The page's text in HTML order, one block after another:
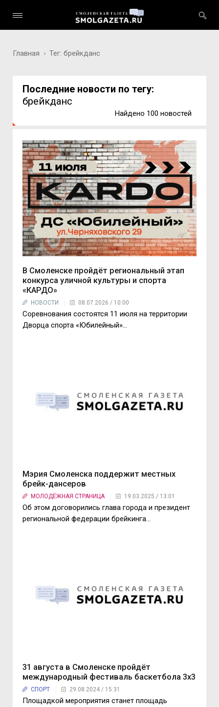
Главная Тег: брейкданс
Последние новости по тегу:
брейкданс
Найдено 100 новостей
В Смоленске пройдёт региональный этап
конкурса уличной культуры и спорта
«КАРДО»
НОВОСТИ 08.07.2026 / 10:00
Соревнования состоятся 11 июля на территории
Дворца спорта «Юбилейный»...
Мэрия Смоленска поддержит местных
брейк-дансеров
МОЛОДЁЖНАЯ СТРАНИЦА 19.03.2025 / 13:01
Об этом договорились глава города и президент
региональной федерации брейкинга…
31 августа в Смоленске пройдёт
международный фестиваль баскетбола 3х3
СПОРТ 29.08.2024 / 15:31
Площадкой мероприятия станет площадь